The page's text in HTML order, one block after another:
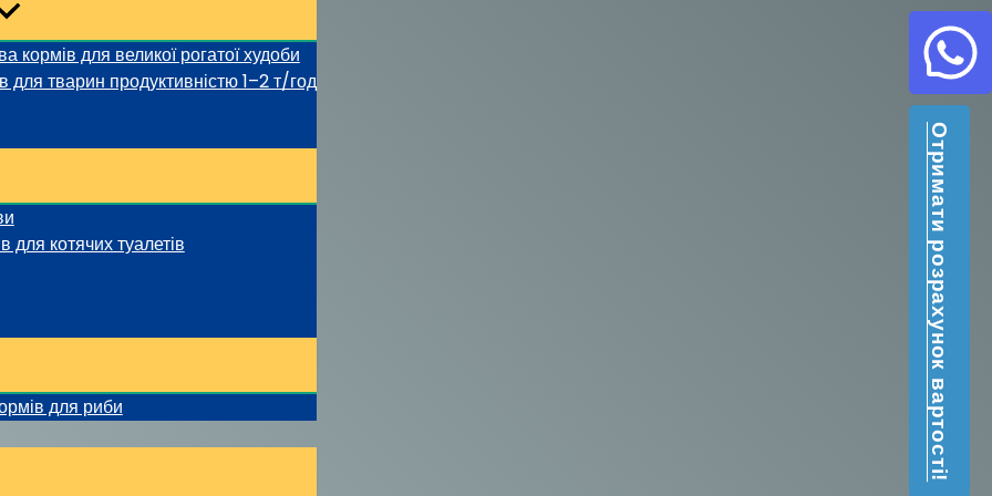
для великої рогатої худоби
для тварин продуктивністю 1–2 т/год
для котячих туалетів
для риби Отримати розрахунок вартості!